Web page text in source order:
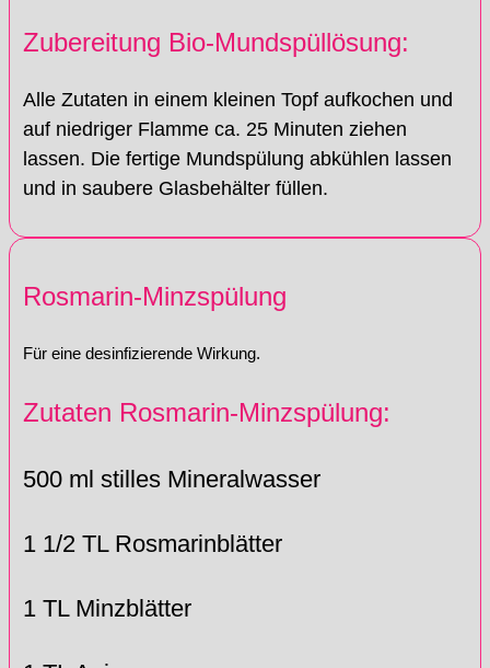
Zubereitung Bio-Mundspüllösung:
Alle Zutaten in einem kleinen Topf aufkochen und
auf niedriger Flamme ca. 25 Minuten ziehen
lassen. Die fertige Mundspülung abkühlen lassen
und in saubere Glasbehälter füllen.
Rosmarin-Minzspülung
Für eine desinfizierende Wirkung.
Zutaten Rosmarin-Minzspülung:
500 ml stilles Mineralwasser
1 1/2 TL Rosmarinblätter
1 TL Minzblätter